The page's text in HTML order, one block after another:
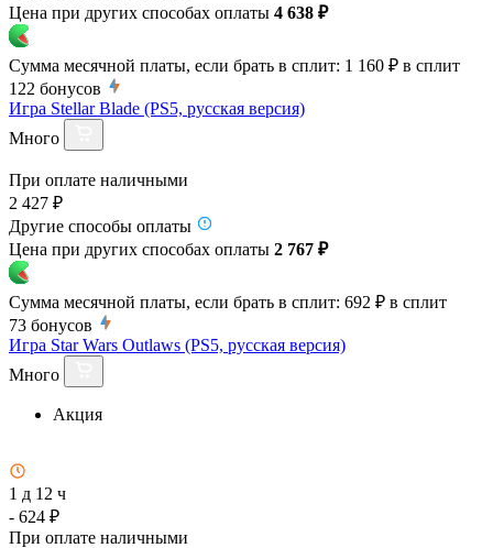
Цена при других способах оплаты 4 638 ₽
Сумма месячной платы, если брать в сплит: 1 160 ₽ в сплит
122 бонусов
Игра Stellar Blade (PS5, русская версия)
Много
При оплате наличными
2 427 ₽
Другие способы оплаты
Цена при других способах оплаты 2 767 ₽
Сумма месячной платы, если брать в сплит: 692 ₽ в сплит
73 бонусов
Игра Star Wars Outlaws (PS5, русская версия)
Много
Акция
1 д 12 ч
- 624 ₽
При оплате наличными